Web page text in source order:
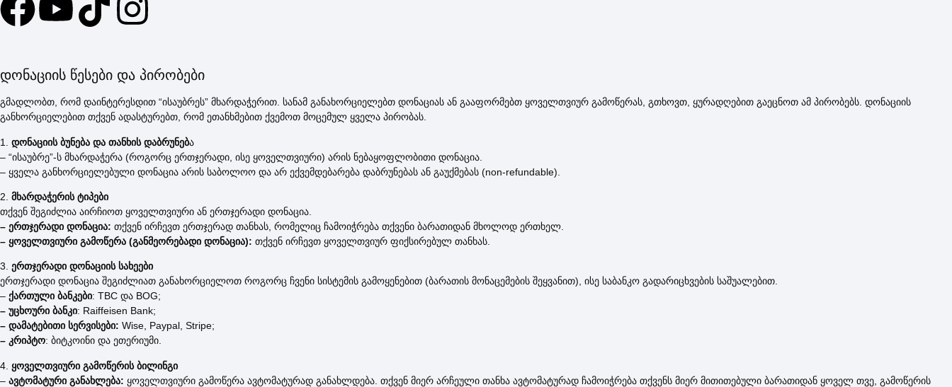
დონაციის წესები და პირობები
გმადლობთ, რომ დაინტერესდით “ისაუბრეს” მხარდაჭერით. სანამ განახორციელებთ დონაციას ან გააფორმებთ ყოველთვიურ გამოწერას, გთხოვთ, ყურადღებით გაეცნოთ ამ პირობებს. დონაციის
განხორციელებით თქვენ ადასტურებთ, რომ ეთანხმებით ქვემოთ მოცემულ ყველა პირობას.
1. დონაციის ბუნება და თანხის დაბრუნება
– “ისაუბრე”-ს მხარდაჭერა (როგორც ერთჯერადი, ისე ყოველთვიური) არის ნებაყოფლობითი დონაცია.
– ყველა განხორციელებული დონაცია არის საბოლოო და არ ექვემდებარება დაბრუნებას ან გაუქმებას (non-refundable).
2. მხარდაჭერის ტიპები
თქვენ შეგიძლია აირჩიოთ ყოველთვიური ან ერთჯერადი დონაცია.
– ერთჯერადი დონაცია: თქვენ ირჩევთ ერთჯერად თანხას, რომელიც ჩამოიჭრება თქვენი ბარათიდან მხოლოდ ერთხელ.
– ყოველთვიური გამოწერა (განმეორებადი დონაცია): თქვენ ირჩევთ ყოველთვიურ ფიქსირებულ თანხას.
3. ერთჯერადი დონაციის სახეები
ერთჯერადი დონაცია შეგიძლიათ განახორციელოთ როგორც ჩვენი სისტემის გამოყენებით (ბარათის მონაცემების შეყვანით), ისე საბანკო გადარიცხვების საშუალებით.
– ქართული ბანკები: TBC და BOG;
– უცხოური ბანკი: Raiffeisen Bank;
– დამატებითი სერვისები: Wise, Paypal, Stripe;
– კრიპტო: ბიტკოინი და ეთერიუმი.
4. ყოველთვიური გამოწერის ბილინგი
– ავტომატური განახლება: ყოველთვიური გამოწერა ავტომატურად განახლდება. თქვენ მიერ არჩეული თანხა ავტომატურად ჩამოიჭრება თქვენს მიერ მითითებული ბარათიდან ყოველ თვე, გამოწერის